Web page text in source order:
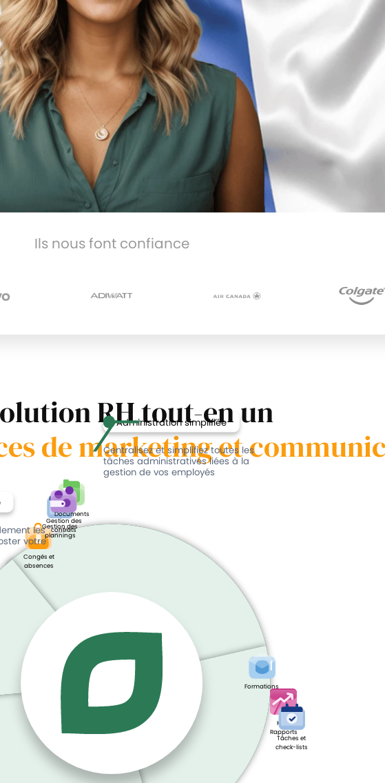
Ils nous font confiance
RH tout-en un
de marketing et
Congés et
absences
Gestion des
plannings
Documents
Gestion des
contrats
Administration simplifiée
Centralisez et simplifiez toutes les
tâches administratives liées à la
gestion de vos employés
Formations
KPI &
Rapports
Tâches et
check-lists
les
votre